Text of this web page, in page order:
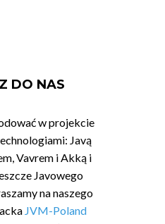
DO NAS
w projekcie
Javą
Vavrem i Akką i
Javowego
na naszego
JVM-Poland